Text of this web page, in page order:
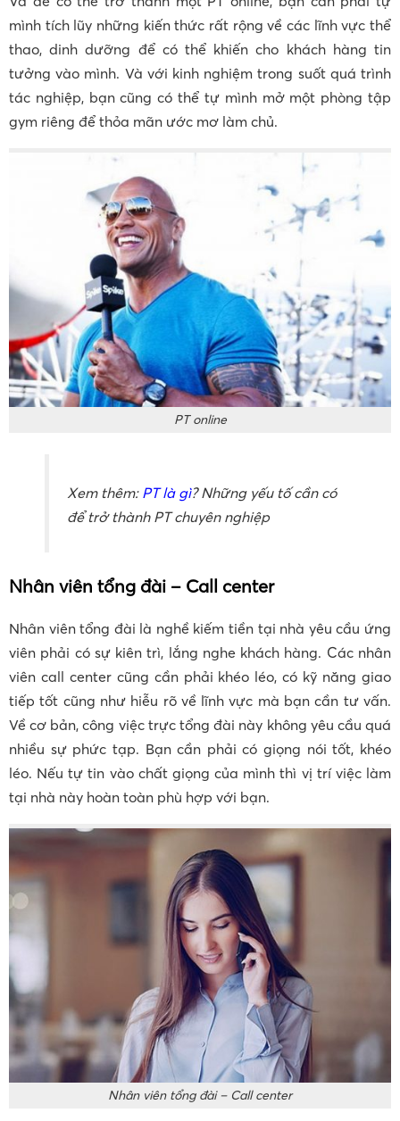
mình tích lũy những kiến thức rất rộng về các lĩnh vực thể
thao, dinh dưỡng để có thể khiến cho khách hàng tin
tưởng vào mình. Và với kinh nghiệm trong suốt quá trình
tác nghiệp, bạn cũng có thể tự mình mở một phòng tập
gym riêng để thỏa mãn ước mơ làm chủ.
PT online
Xem thêm: PT là gì? Những yếu tố cần có
để trở thành PT chuyên nghiệp
Nhân viên tổng đài – Call center
Nhân viên tổng đài là nghề kiếm tiền tại nhà yêu cầu ứng
viên phải có sự kiên trì, lắng nghe khách hàng. Các nhân
viên call center cũng cần phải khéo léo, có kỹ năng giao
tiếp tốt cũng như hiễu rõ về lĩnh vực mà bạn cần tư vấn.
Về cơ bản, công việc trực tổng đài này không yêu cầu quá
nhiều sự phức tạp. Bạn cần phải có giọng nói tốt, khéo
léo. Nếu tự tin vào chất giọng của mình thì vị trí việc làm
tại nhà này hoàn toàn phù hợp với bạn.
Nhân viên tổng đài – Call center